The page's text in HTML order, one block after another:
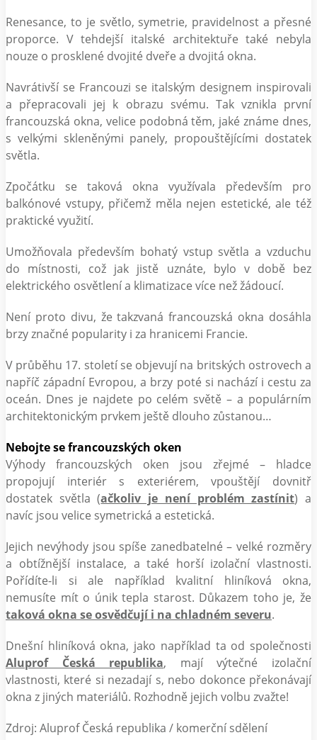
Renesance, to je světlo, symetrie, pravidelnost a přesné
proporce. V tehdejší italské architektuře také nebyla
nouze o prosklené dvojité dveře a dvojitá okna.
Navrátivší se Francouzi se italským designem inspirovali
a přepracovali jej k obrazu svému. Tak vznikla první
francouzská okna, velice podobná těm, jaké známe dnes,
s velkými skleněnými panely, propouštějícími dostatek
světla.
Zpočátku se taková okna využívala především pro
balkónové vstupy, přičemž měla nejen estetické, ale též
praktické využití.
Umožňovala především bohatý vstup světla a vzduchu
do místnosti, což jak jistě uznáte, bylo v době bez
elektrického osvětlení a klimatizace více než žádoucí.
Není proto divu, že takzvaná francouzská okna dosáhla
brzy značné popularity i za hranicemi Francie.
V průběhu 17. století se objevují na britských ostrovech a
napříč západní Evropou, a brzy poté si nachází i cestu za
oceán. Dnes je najdete po celém světě – a populárním
architektonickým prvkem ještě dlouho zůstanou…
Nebojte se francouzských oken
Výhody francouzských oken jsou zřejmé – hladce
propojují interiér s exteriérem, vpouštějí dovnitř
dostatek světla (ačkoliv je není problém zastínit) a
navíc jsou velice symetrická a estetická.
Jejich nevýhody jsou spíše zanedbatelné – velké rozměry
a obtížnější instalace, a také horší izolační vlastnosti.
Pořídíte-li si ale například kvalitní hliníková okna,
nemusíte mít o únik tepla starost. Důkazem toho je, že
taková okna se osvědčují i na chladném severu.
Dnešní hliníková okna, jako například ta od společnosti
Aluprof Česká republika, mají výtečné izolační
vlastnosti, které si nezadají s, nebo dokonce překonávají
okna z jiných materiálů. Rozhodně jejich volbu zvažte!
Zdroj: Aluprof Česká republika / komerční sdělení